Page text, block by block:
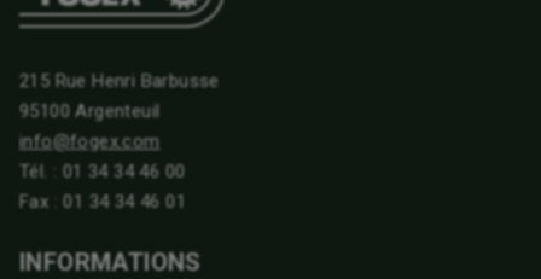
215 Rue Henri Barbusse
95100 Argenteuil
info@fogex.com
Tél. : 01 34 34 46 00
Fax : 01 34 34 46 01
INFORMATIONS